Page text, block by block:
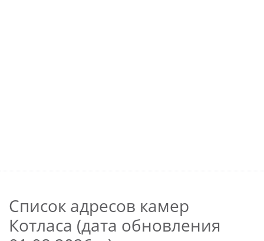
Список адресов камер
Котласа (дата обновления